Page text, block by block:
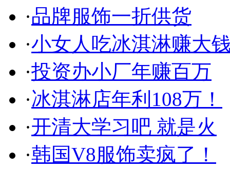
·品牌服饰一折供货
·小女人吃冰淇淋赚大
·投资办小厂年赚百万
·冰淇淋店年利108万！
·开清大学习吧 就是火
·韩国V8服饰卖疯了！